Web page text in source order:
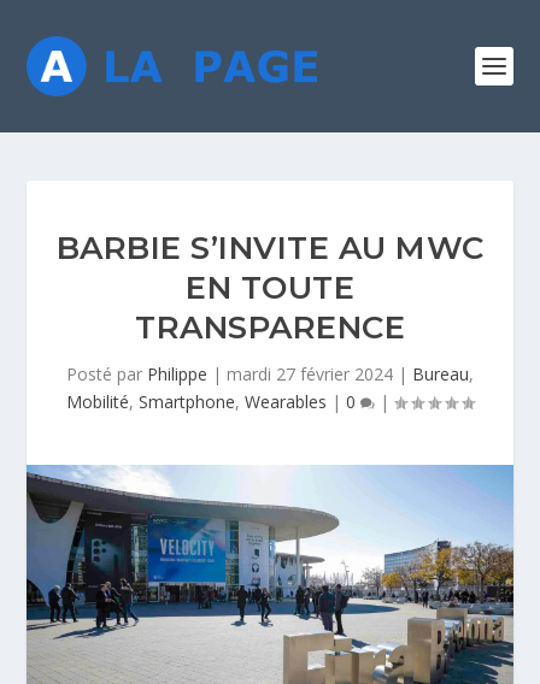
BARBIE S’INVITE AU MWC
EN TOUTE
TRANSPARENCE
Posté par Philippe | mardi 27 février 2024 | Bureau,
Mobilité, Smartphone, Wearables | 0 |